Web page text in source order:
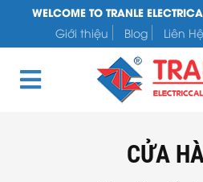
WELCOME TO TRANLE
Giới thiệu
Blog Liên Hệ
CỬA